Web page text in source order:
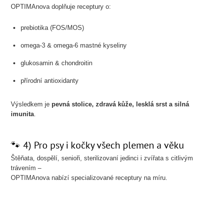
OPTIMAnova doplňuje receptury o:
prebiotika (FOS/MOS)
omega-3 & omega-6 mastné kyseliny
glukosamin & chondroitin
přírodní antioxidanty
Výsledkem jepevná stolice, zdravá kůže, lesklá srst a silná
imunita.
🐾 4) Pro psy i kočky všech plemen a věku
Štěňata, dospělí, senioři, sterilizovaní jedinci i zvířata s citlivým
trávením –
OPTIMAnova nabízí specializované receptury na míru.